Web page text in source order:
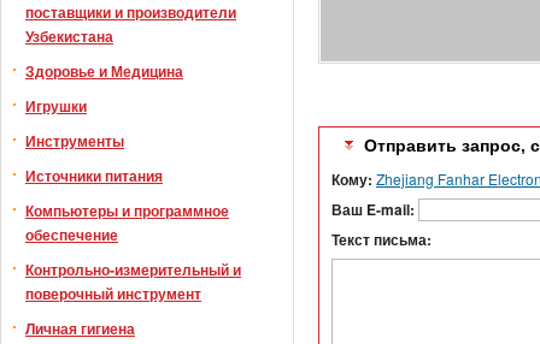
поставщики и производители
Узбекистана
Здоровье и Медицина
Игрушки
Инструменты
Источники питания
Компьютеры и программное
обеспечение
Контрольно-измерительный и
поверочный инструмент
Личная гигиена
Отправить запрос,
Кому: Zhejiang Fanhar
Ваш E-mail:
Текст письма: